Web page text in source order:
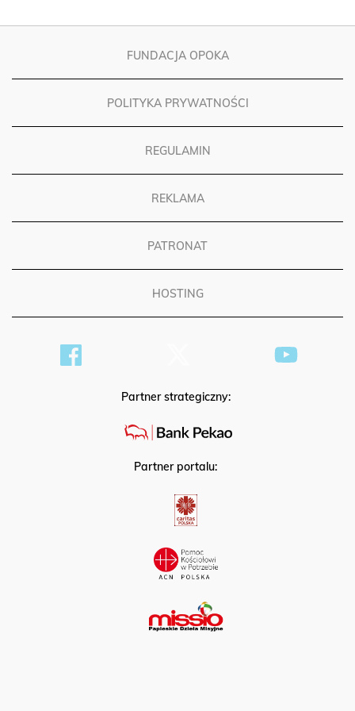
FUNDACJA OPOKA
POLITYKA PRYWATNOŚCI
REGULAMIN
REKLAMA
PATRONAT
HOSTING
Partner strategiczny:
Partner portalu: